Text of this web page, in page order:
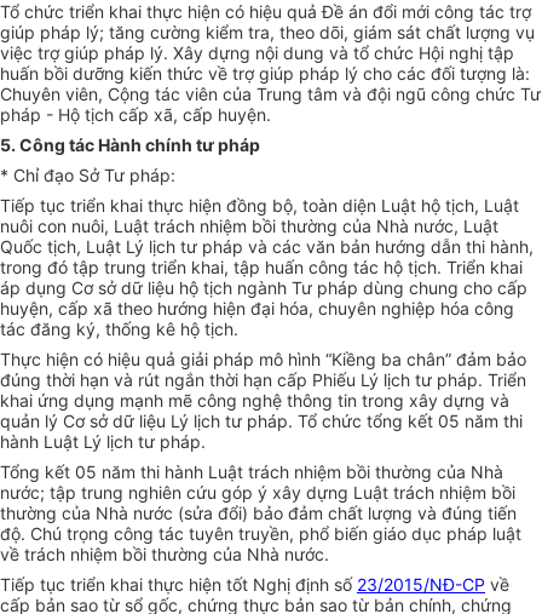
Tổ chức triển khai thực hiện có hiệu quả Đề án đổi mới công tác trợ
giúp pháp lý; tăng cường kiểm tra, theo dõi, giám sát chất lượng vụ
việc trợ giúp pháp lý. Xây dựng nội dung và tổ chức Hội nghị tập
huấn bồi dưỡng kiến thức về trợ giúp pháp lý cho các đối tượng là:
Chuyên viên, Cộng tác viên của Trung tâm và đội ngũ công chức Tư
pháp - Hộ tịch cấp xã, cấp huyện.
5. Công tác Hành chính tư pháp
* Chỉ đạo Sở Tư pháp:
Tiếp tục triển khai thực hiện đồng bộ, toàn diện Luật hộ tịch, Luật
nuôi con nuôi, Luật trách nhiệm bồi thường của Nhà nước, Luật
Quốc tịch, Luật Lý lịch tư pháp và các văn bản hướng dẫn thi hành,
trong đó tập trung triển khai, tập huấn công tác hộ tịch. Triển khai
áp dụng Cơ sở dữ liệu hộ tịch ngành Tư pháp dùng chung cho cấp
huyện, cấp xã theo hướng hiện đại hóa, chuyên nghiệp hóa công
tác đăng ký, thống kê hộ tịch.
Thực hiện có hiệu quả giải pháp mô hình “Kiềng ba chân” đảm bảo
đúng thời hạn và rút ngắn thời hạn cấp Phiếu Lý lịch tư pháp. Triển
khai ứng dụng mạnh mẽ công nghệ thông tin trong xây dựng và
quản lý Cơ sở dữ liệu Lý lịch tư pháp. Tổ chức tổng kết 05 năm thi
hành Luật Lý lịch tư pháp.
Tổng kết 05 năm thi hành Luật trách nhiệm bồi thường của Nhà
nước; tập trung nghiên cứu góp ý xây dựng Luật trách nhiệm bồi
thường của Nhà nước (sửa đổi) bảo đảm chất lượng và đúng tiến
độ. Chú trọng công tác tuyên truyền, phổ biến giáo dục pháp luật
về trách nhiệm bồi thường của Nhà nước.
Tiếp tục triển khai thực hiện tốt Nghị định số 23/2015/NĐ-CP về
cấp bản sao từ sổ gốc, chứng thực bản sao từ bản chính, chứng